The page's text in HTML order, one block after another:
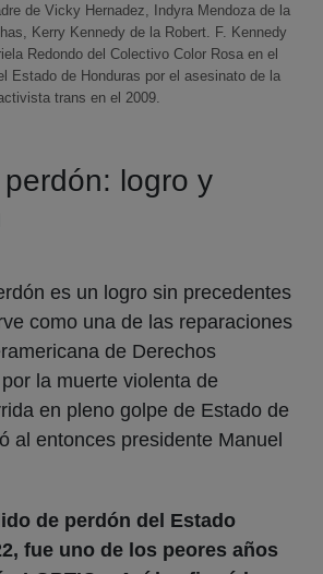
de Vicky Hernadez, Indyra Mendoza de la
Kerry Kennedy de la Robert. F. Kennedy
Redondo del Colectivo Color Rosa en el
Estado de Honduras por el asesinato de la
trans en el 2009.
logro y
es un logro sin precedentes
como una de las reparaciones
de Derechos
la muerte violenta de
en pleno golpe de Estado de
al entonces presidente Manuel
de perdón del Estado
fue uno de los peores años